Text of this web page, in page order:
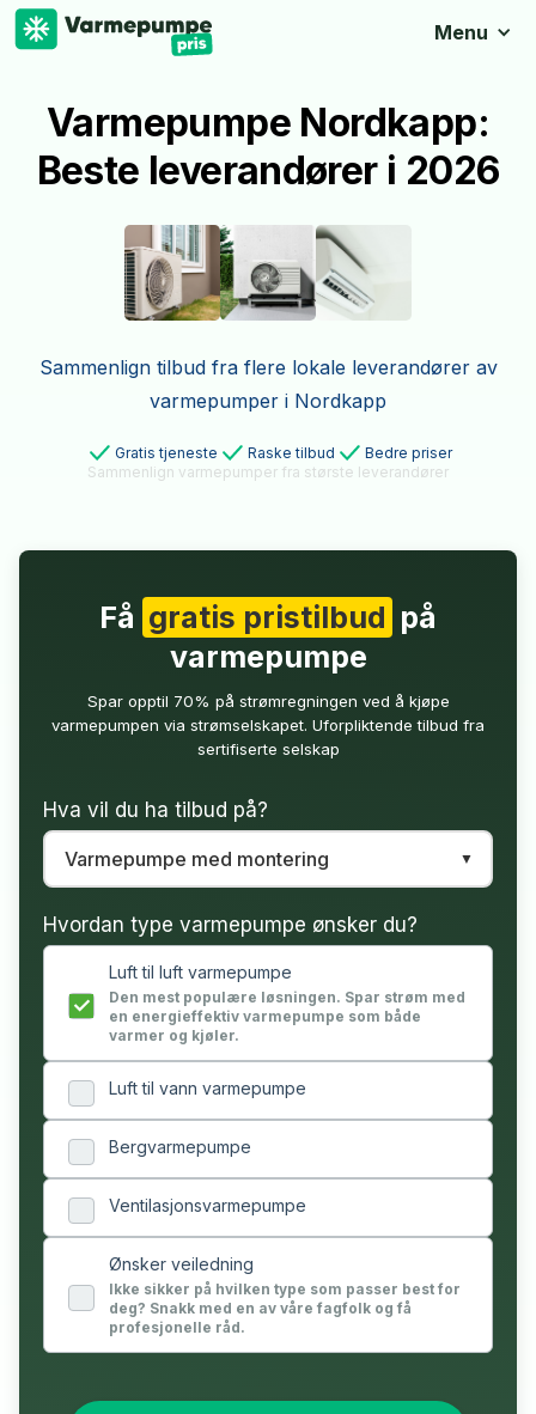
Menu
Varmepumpe Nordkapp:
Beste leverandører i 2026
Sammenlign tilbud fra flere lokale leverandører av
varmepumper i Nordkapp
Gratis tjeneste Raske tilbud
Bedre priser
Sammenlign varmepumper fra største leverandører
Få gratis pristilbud på
varmepumpe
Spar opptil 70% på strømregningen ved å kjøpe
varmepumpen via strømselskapet. Uforpliktende tilbud fra
sertifiserte selskap
Hva vil du ha tilbud på?
Hvordan type varmepumpe ønsker du?
Luft til luft varmepumpe
Den mest populære løsningen. Spar strøm med
en energieffektiv varmepumpe som både
varmer og kjøler.
Luft til vann varmepumpe
Bergvarmepumpe
Ventilasjonsvarmepumpe
Ønsker veiledning
Ikke sikker på hvilken type som passer best for
deg? Snakk med en av våre fagfolk og få
profesjonelle råd.